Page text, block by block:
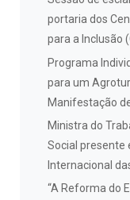
portaria dos
para a Inclusão
Programa
para um
Manifestação
Ministra do
Social presente
Internacional
“A Reforma do